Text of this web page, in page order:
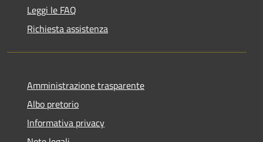
Leggi le FAQ
Richiesta assistenza
Amministrazione trasparente
Albo pretorio
Informativa privacy